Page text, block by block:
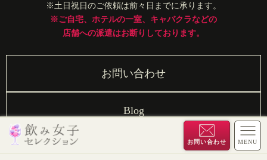
お問い合わせ MENU
※土日祝日のご依頼は前々日までに承ります。
※ご自宅、ホテルの一室、キャバクラなどの
店舗への派遣はお断りしております。
お問い合わせ
Blog
Copyright© Nomi Girls Selection All Rights Reserved.